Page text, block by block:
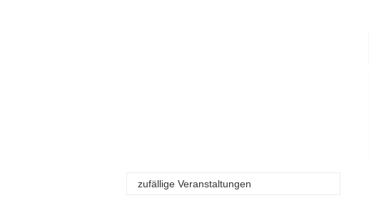
zufällige Veranstaltungen